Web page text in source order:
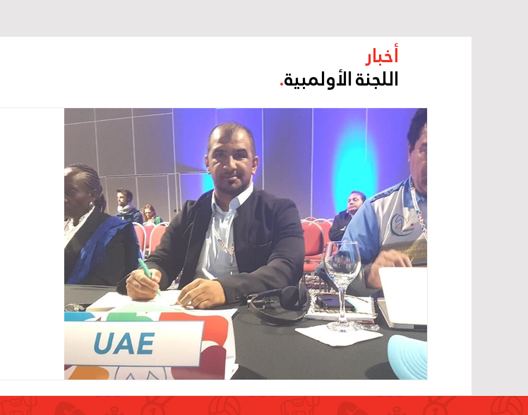
الأولمبية تشارك بإجتماعات مدراء الوفود
لألعاب بوينس آيريس للشباب
المركز الإعلامي للجنة الأولمبية الإماراتية
25 أبريل 2018
أخبار
اللجنة الأولمبية.